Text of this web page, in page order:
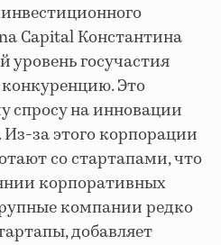
Capital Константина
уровень госучастия
Это
спросу на инновации
за этого корпорации
со стартапами, что
корпоративных
компании редко
добавляет